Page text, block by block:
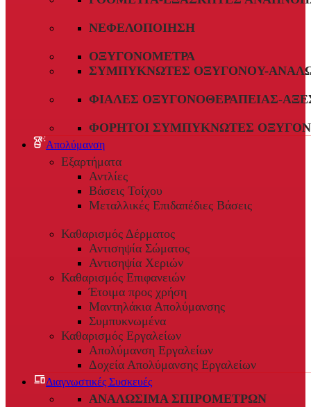
ΝΕΦΕΛΟΠΟΊΗΣΗ
ΟΞΥΓΟΝΌΜΕΤΡΑ
ΣΥΜΠΥΚΝΩΤΈΣ ΟΞΥΓΌΝΟΥ-
ΦΙΆΛΕΣ ΟΞΥΓΟΝΟΘΕΡΑΠΕΊΑΣ-
ΦΟΡΗΤΟΊ ΣΥΜΠΥΚΝΩΤΈΣ
Απολύμανση
Εξαρτήματα
Αντλίες
Βάσεις Τοίχου
Μεταλλικές Επιδαπέδιες Βάσεις
Καθαρισμός Δέρματος
Αντισηψία Σώματος
Αντισηψία Χεριών
Καθαρισμός Επιφανειών
Έτοιμα προς χρήση
Μαντηλάκια Απολύμανσης
Συμπυκνωμένα
Καθαρισμός Εργαλείων
Απολύμανση Εργαλείων
Δοχεία Απολύμανσης Εργαλείων
Διαγνωστικές Συσκευές
ΑΝΑΛΏΣΙΜΑ ΣΠΙΡΟΜΈΤΡΩΝ